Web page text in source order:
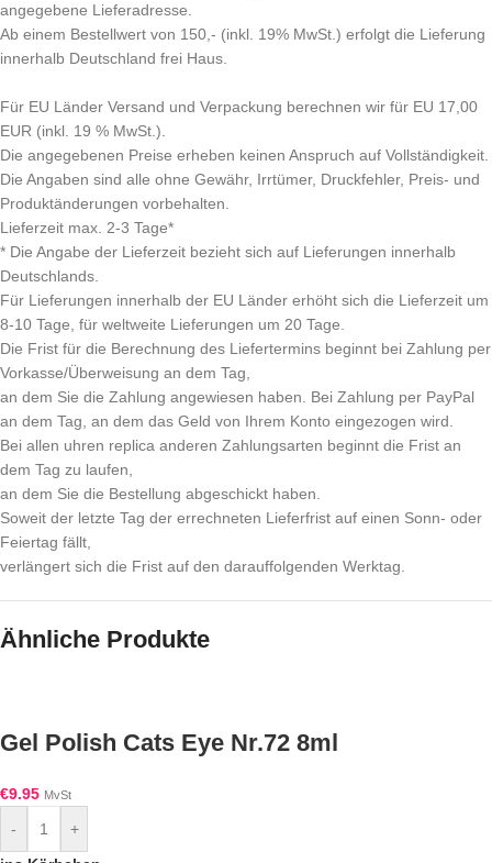
angegebene Lieferadresse.
Ab einem Bestellwert von 150,- (inkl. 19% MwSt.) erfolgt die Lieferung
innerhalb Deutschland frei Haus.
Für EU Länder Versand und Verpackung berechnen wir für EU 17,00
EUR (inkl. 19 % MwSt.).
Die angegebenen Preise erheben keinen Anspruch auf Vollständigkeit.
Die Angaben sind alle ohne Gewähr, Irrtümer, Druckfehler, Preis- und
Produktänderungen vorbehalten.
Lieferzeit max. 2-3 Tage*
* Die Angabe der Lieferzeit bezieht sich auf Lieferungen innerhalb
Deutschlands.
Für Lieferungen innerhalb der EU Länder erhöht sich die Lieferzeit um
8-10 Tage, für weltweite Lieferungen um 20 Tage.
Die Frist für die Berechnung des Liefertermins beginnt bei Zahlung per
Vorkasse/Überweisung an dem Tag,
an dem Sie die Zahlung angewiesen haben. Bei Zahlung per PayPal
an dem Tag, an dem das Geld von Ihrem Konto eingezogen wird.
Bei allen uhren replica anderen Zahlungsarten beginnt die Frist an
dem Tag zu laufen,
an dem Sie die Bestellung abgeschickt haben.
Soweit der letzte Tag der errechneten Lieferfrist auf einen Sonn- oder
Feiertag fällt,
verlängert sich die Frist auf den darauffolgenden Werktag.
Ähnliche Produkte
Gel Polish Cats Eye Nr.72 8ml
€9.95 MvSt
-
+